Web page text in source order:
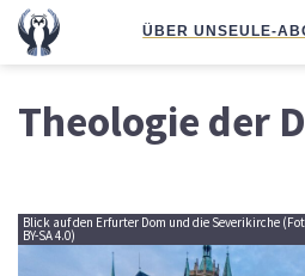
ÜBER UNSEULE-
Theologie der
Blick auf den Erfurter Dom und die Severikirche
BY-SA 4.0)